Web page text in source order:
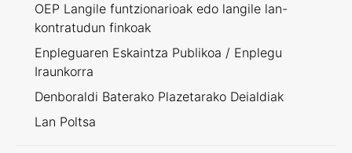
OEP Langile funtzionarioak edo langile lan-
kontratudun finkoak
Enpleguaren Eskaintza Publikoa / Enplegu
Iraunkorra
Denboraldi Baterako Plazetarako Deialdiak
Lan Poltsa